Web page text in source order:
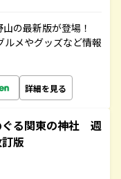
山の最新版が登場！
メやグッズなど情報
詳細を見る
る関東の神社 週
版